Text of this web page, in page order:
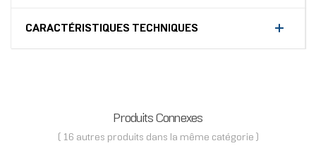
CARACTÉRISTIQUES TECHNIQUES
Produits Connexes
( 16 autres produits dans la même catégorie )